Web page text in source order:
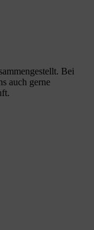
Bei
auch gerne